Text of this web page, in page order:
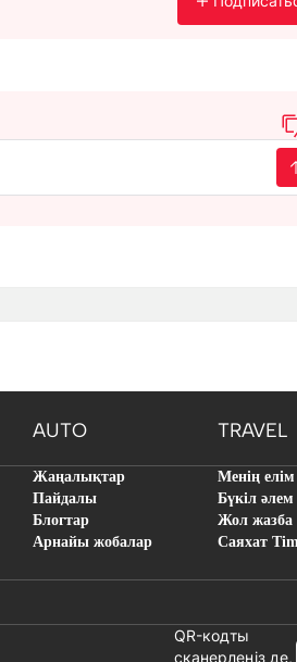
AUTO TRAVEL
Жаңалықтар
Пайдалы
Блогтар
Арнайы жобалар
Менің елім
Бүкіл әлем
Жол жазба
Саяхат
QR-кодты
сканерлеңіз де,